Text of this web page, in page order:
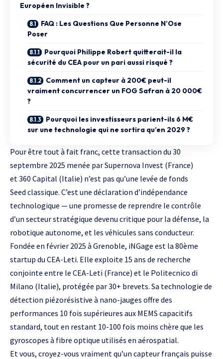
Européen Invisible ?
FAQ : Les Questions Que Personne N’Ose
Poser
Pourquoi Philippe Robert quitterait-il la
sécurité du CEA pour un pari aussi risqué ?
Comment un capteur à 200€ peut-il
vraiment concurrencer un FOG Safran à 20 000€
?
Pourquoi les investisseurs parient-ils 6 M€
sur une technologie qui ne sortira qu’en 2029 ?
Pour être tout à fait franc, cette transaction du 30
septembre 2025 menée parSupernova Invest (France)
et 360 Capital (Italie) n’est pas qu’une levée de fonds
Seed classique. C’est une déclaration d’indépendance
technologique — une promesse de reprendre le contrôle
d’un secteur stratégique devenu critique pour la défense, la
robotique autonome, et les véhicules sans conducteur.
Fondée en février 2025 à Grenoble, iNGage est la 80ème
startup du CEA-Leti. Elle exploite 15 ans de recherche
conjointe entre le CEA-Leti (France) et le Politecnico di
Milano (Italie), protégée par 30+ brevets. Sa technologie de
détection piézorésistive à nano-jauges offre des
performances 10 fois supérieures aux MEMS capacitifs
standard, tout en restant 10-100 fois moins chère que les
gyroscopes à fibre optique utilisés en aérospatial.
Et vous, croyez-vous vraiment qu’un capteur français puisse